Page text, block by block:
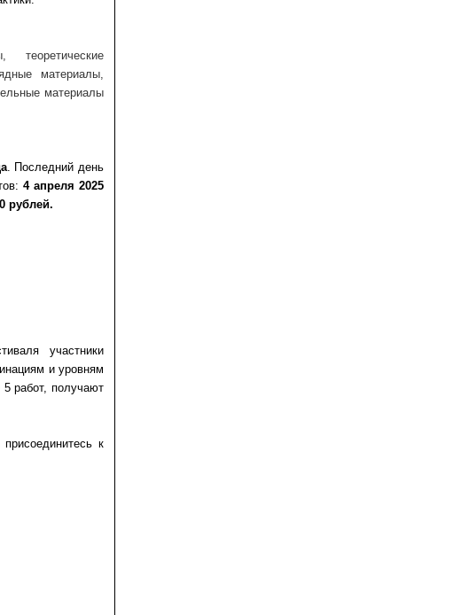
теоретические
материалы,
материалы
. Последний день
4 апреля 2025
рублей.
участники
и уровням
работ, получают
к